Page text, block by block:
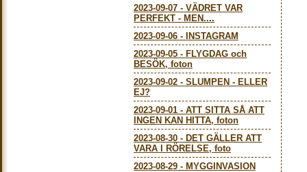
2023-09-07 - VÄDRET VAR
PERFEKT - MEN....
2023-09-06 -
INSTAGRAM
2023-09-05 - FLYGDAG och
BESÖK, foton
2023-09-02 - SLUMPEN - ELLER
EJ?
2023-09-01 - ATT SITTA SÅ ATT
INGEN KAN HITTA, foton
2023-08-30 - DET GÄLLER ATT
VARA I RÖRELSE, foto
2023-08-29 - MYGGINVASION